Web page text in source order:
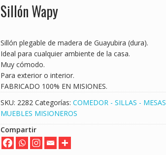
Sillón Wapy
Sillón plegable de madera de Guayubira (dura).
Ideal para cualquier ambiente de la casa.
Muy cómodo.
Para exterior o interior.
FABRICADO 100% EN MISIONES.
SKU: 2282 Categorías: COMEDOR - SILLAS - MESAS
MUEBLES MISIONEROS
Compartir